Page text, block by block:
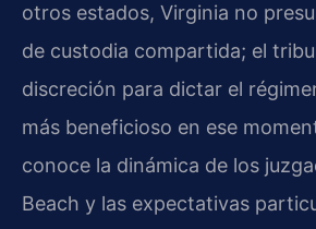
otros estados, Virginia no
de custodia compartida; el
discreción para dictar el
más beneficioso en ese
conoce la dinámica de los
Beach y las expectativas